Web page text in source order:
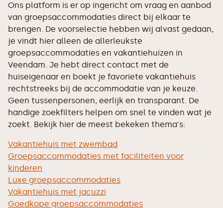
Ons platform is er op ingericht om vraag en aanbod
van groepsaccommodaties direct bij elkaar te
brengen. De voorselectie hebben wij alvast gedaan,
je vindt hier alleen de allerleukste
groepsaccommodaties en vakantiehuizen in
Veendam. Je hebt direct contact met de
huiseigenaar en boekt je favoriete vakantiehuis
rechtstreeks bij de accommodatie van je keuze.
Geen tussenpersonen, eerlijk en transparant. De
handige zoekfilters helpen om snel te vinden wat je
zoekt. Bekijk hier de meest bekeken thema's:
Vakantiehuis met zwembad
Groepsaccommodaties met faciliteiten voor
kinderen
Luxe groepsaccommodaties
Vakantiehuis met jacuzzi
Goedkope groepsaccommodaties